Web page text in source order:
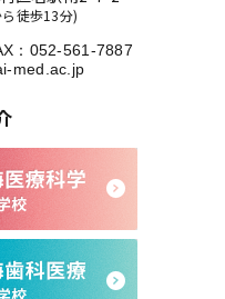
徒歩13分)
：052-561-7887
med.ac.jp